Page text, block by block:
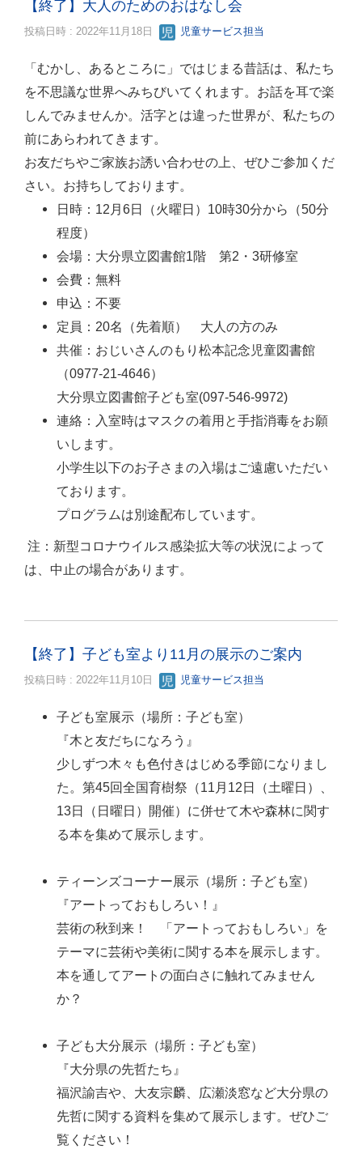
【終了】大人のためのおはなし会
投稿日時 : 2022年11月18日 児童サービス担当
「むかし、あるところに」ではじまる昔話は、私たち
を不思議な世界へみちびいてくれます。お話を耳で楽
しんでみませんか。活字とは違った世界が、私たちの
前にあらわれてきます。
お友だちやご家族お誘い合わせの上、ぜひご参加くだ
さい。お持ちしております。
日時：12月6日（火曜日）10時30分から（50分
程度）
会場：大分県立図書館1階 第2・3研修室
会費：無料
申込：不要
定員：20名（先着順） 大人の方のみ
共催：おじいさんのもり松本記念児童図書館
（0977-21-4646）
大分県立図書館子ども室(097-546-9972)
連絡：入室時はマスクの着用と手指消毒をお願
いします。
小学生以下のお子さまの入場はご遠慮いただい
ております。
プログラムは別途配布しています。
注：新型コロナウイルス感染拡大等の状況によって
は、中止の場合があります。
【終了】子ども室より11月の展示のご案内
投稿日時 : 2022年11月10日 児童サービス担当
子ども室展示（場所：子ども室）
『木と友だちになろう』
少しずつ木々も色付きはじめる季節になりまし
た。第45回全国育樹祭（11月12日（土曜日）、
13日（日曜日）開催）に併せて木や森林に関す
る本を集めて展示します。
ティーンズコーナー展示（場所：子ども室）
『アートっておもしろい！』
芸術の秋到来！ 「アートっておもしろい」を
テーマに芸術や美術に関する本を展示します。
本を通してアートの面白さに触れてみません
か？
子ども大分展示（場所：子ども室）
『大分県の先哲たち』
福沢諭吉や、大友宗麟、広瀬淡窓など大分県の
先哲に関する資料を集めて展示します。ぜひご
覧ください！